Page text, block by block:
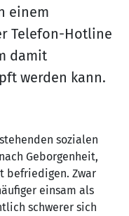
einem
Telefon-Hotline
damit
werden kann.
sozialen
Geborgenheit,
befriedigen. Zwar
einsam als
schwerer sich